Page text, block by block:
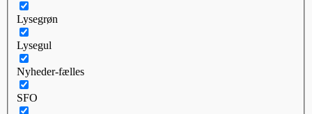
Lysegrøn
Lysegul
Nyheder-fælles
SFO